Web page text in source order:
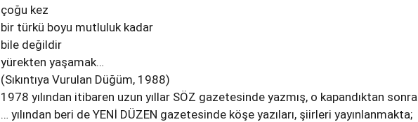
çoğu kez
bir türkü boyu mutluluk kadar
bile değildir
yürekten yaşamak…
(Sıkıntıya Vurulan Düğüm, 1988)
1978 yılından itibaren uzun yıllar SÖZ gazetesinde yazmış, o kapandıktan
… yılından beri de YENİ DÜZEN gazetesinde köşe yazıları, şiirleri yayınlanmakta;